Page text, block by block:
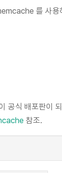
를 사
공식 배포판이
참조.